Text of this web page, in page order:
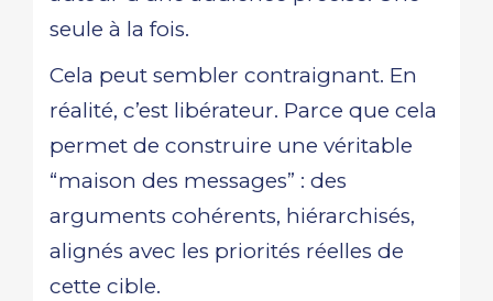
seule à la fois.
Cela peut sembler contraignant. En
réalité, c’est libérateur. Parce que cela
permet de construire une véritable
“maison des messages” : des
arguments cohérents, hiérarchisés,
alignés avec les priorités réelles de
cette cible.